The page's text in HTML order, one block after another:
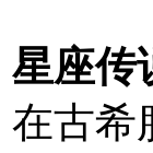
星座传
在古希